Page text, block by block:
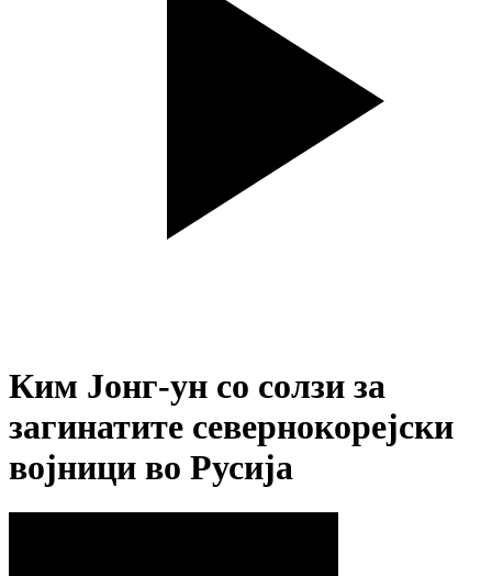
Ким Јонг-ун со солзи за
загинатите севернокорејски
војници во Русија